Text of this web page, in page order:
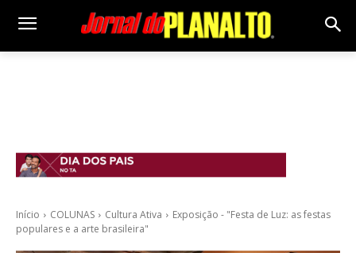
Início COLUNAS Cultura Ativa
Exposição - "Festa de Luz: as festas
populares e a arte brasileira"